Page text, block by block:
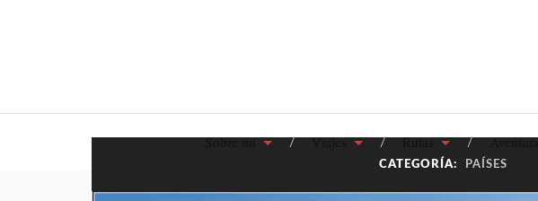
Sobre mí Viajes Rutas
CATEGORÍA: PAÍSES